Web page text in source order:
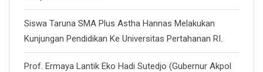
Siswa Taruna SMA Plus Astha Hannas Melakukan
Kunjungan Pendidikan Ke Universitas Pertahanan RI.
Prof. Ermaya Lantik Eko Hadi Sutedjo (Gubernur Akpol